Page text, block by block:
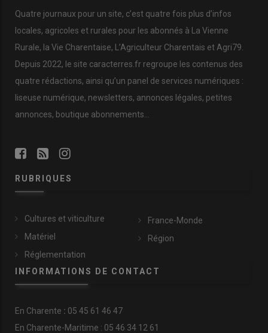
Quatre journaux pour un site, c’est quatre fois plus d’infos
locales, agricoles et rurales pour les abonnés à La Vienne
Rurale, la Vie Charentaise, L’Agriculteur Charentais et Agri79.
Depuis 2022, le site caracterres.fr regroupe les contenus des
quatre rédactions, ainsi qu’un panel de services numériques :
liseuse numérique, newsletters, annonces légales, petites
annonces, boutique abonnements…
RUBRIQUES
Cultures et viticulture
Matériel
Réglementation
France-Monde
Région
INFORMATIONS DE CONTACT
En Charente : 05 45 61 46 47
En Charente-Maritime : 05 46 34 12 61